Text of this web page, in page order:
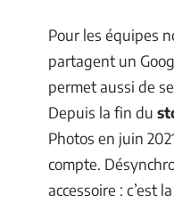
Pour les équipes
partagent un
permet aussi de
Depuis la fin du
Photos en juin
compte.
accessoire : c’est